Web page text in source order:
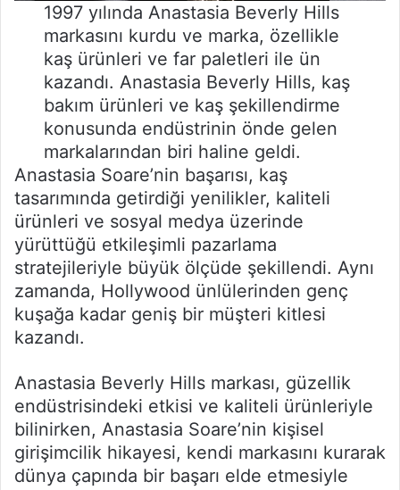
1997 yılında Anastasia Beverly Hills
markasını kurdu ve marka, özellikle
kaş ürünleri ve far paletleri ile ün
kazandı. Anastasia Beverly Hills, kaş
bakım ürünleri ve kaş şekillendirme
konusunda endüstrinin önde gelen
markalarından biri haline geldi.
Anastasia Soare’nin başarısı, kaş
tasarımında getirdiği yenilikler, kaliteli
ürünleri ve sosyal medya üzerinde
yürüttüğü etkileşimli pazarlama
stratejileriyle büyük ölçüde şekillendi. Aynı
zamanda, Hollywood ünlülerinden genç
kuşağa kadar geniş bir müşteri kitlesi
kazandı.
Anastasia Beverly Hills markası, güzellik
endüstrisindeki etkisi ve kaliteli ürünleriyle
bilinirken, Anastasia Soare’nin kişisel
girişimcilik hikayesi, kendi markasını kurarak
dünya çapında bir başarı elde etmesiyle